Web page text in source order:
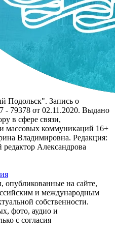
Подольск". Запись о
от 02.11.2020. Выдано
в сфере связи,
массовых коммуникаций 16+
Владимировна. Редакция:
редактор Александрова
опубликованные на сайте,
и международным
собственности.
фото, аудио и
с согласия